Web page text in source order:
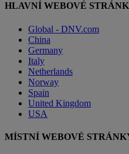
HLAVNÍ WEBOVÉ
Global - DNV.com
China
Germany
Italy
Netherlands
Norway
Spain
United Kingdom
USA
MÍSTNÍ WEBOVÉ